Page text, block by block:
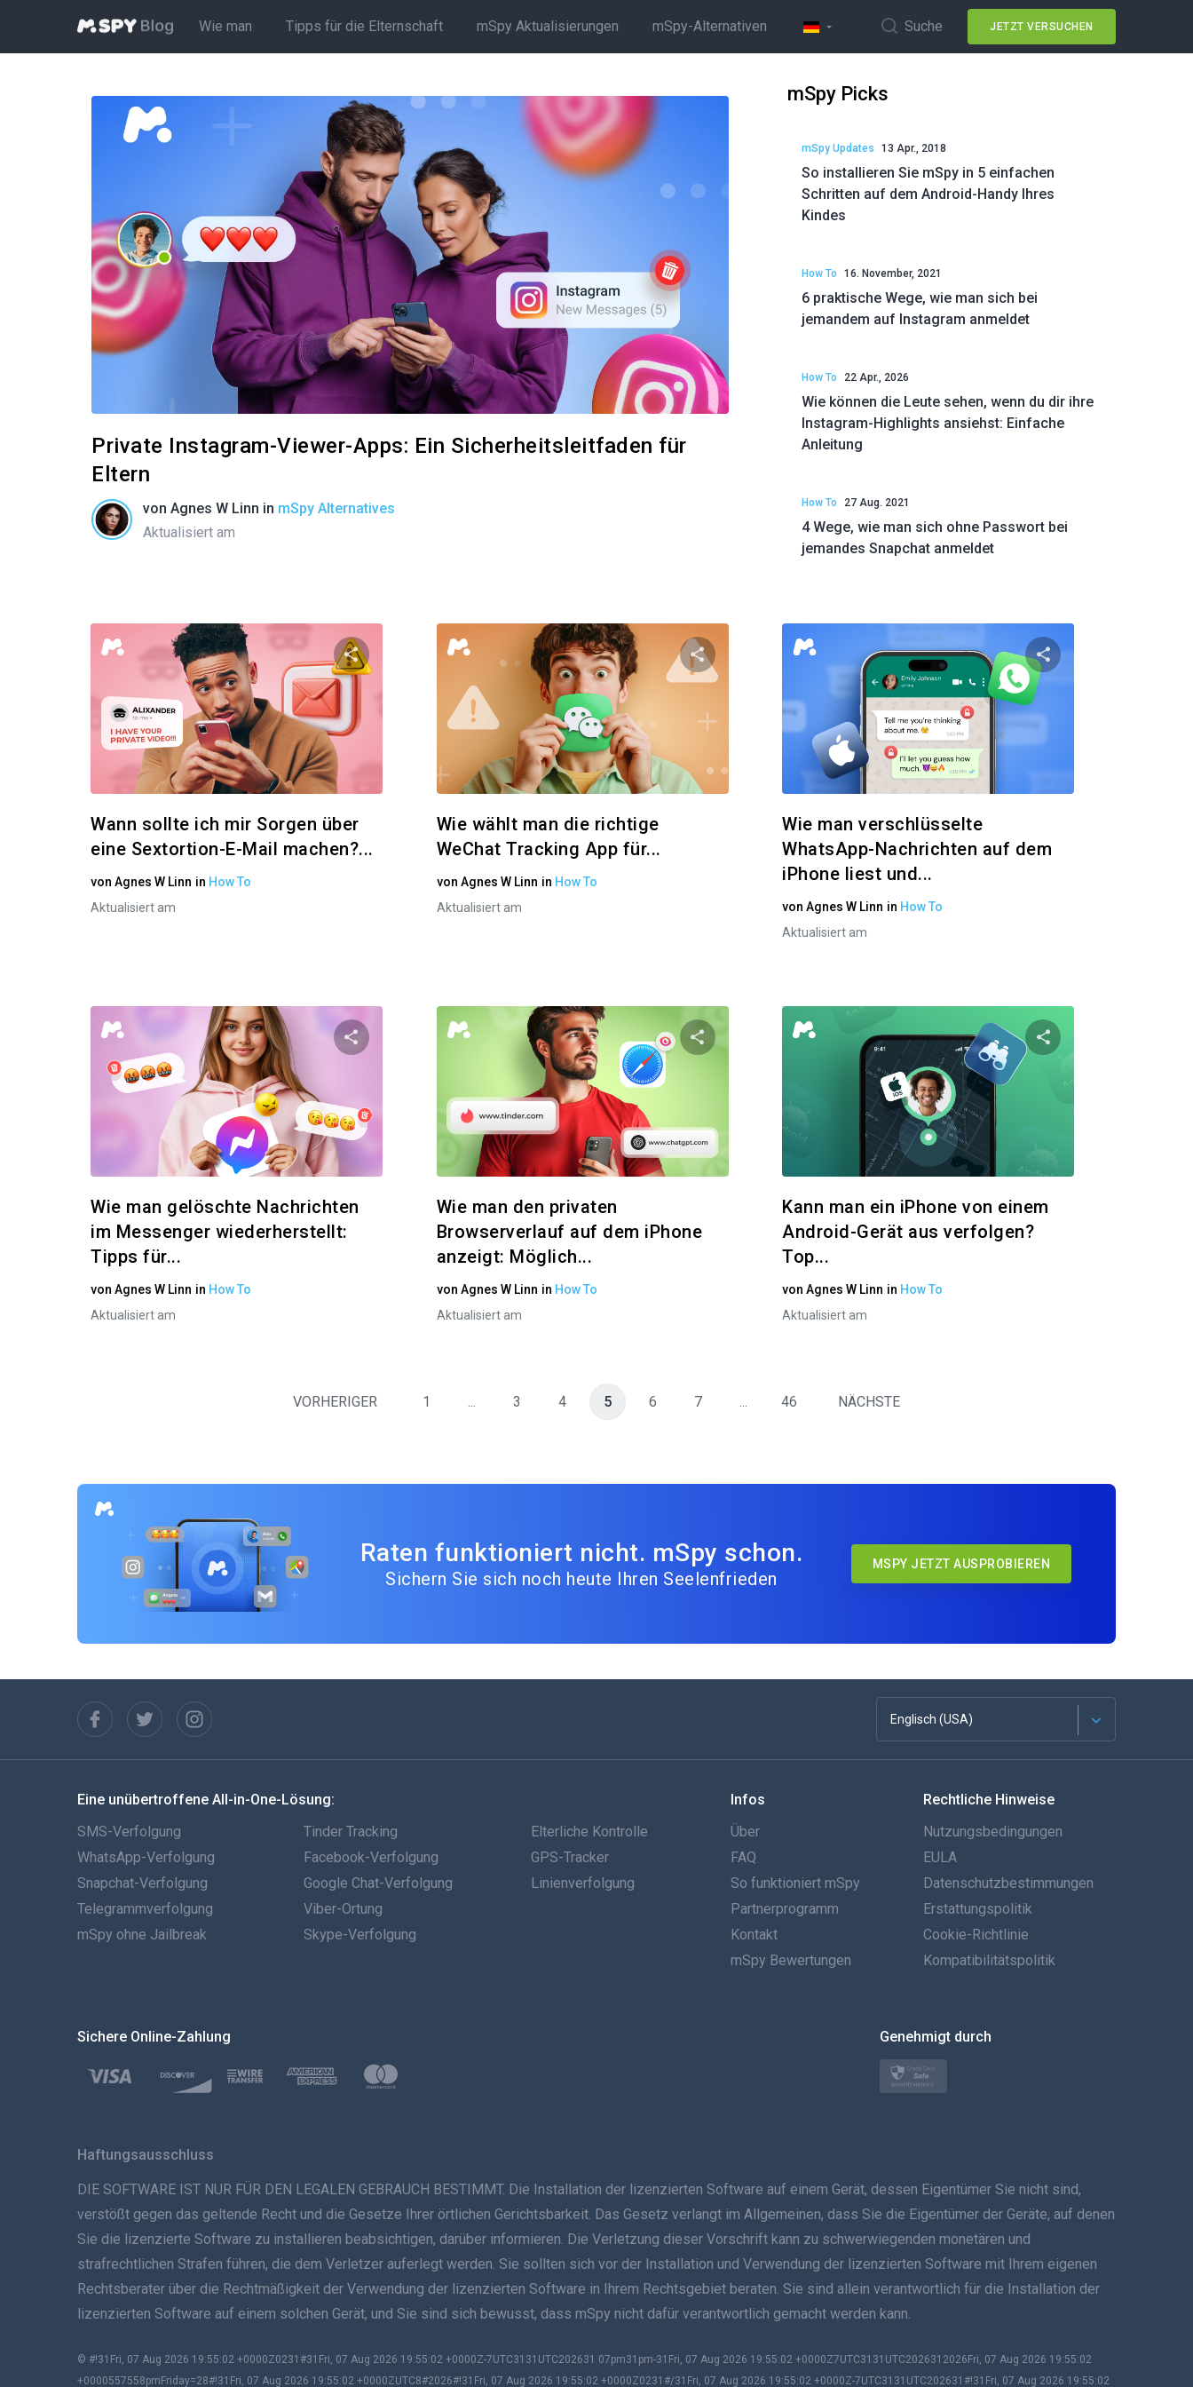
Wie man Tipps für die Elternschaft mSpy Aktualisierungen mSpy-Alternativen Suche JETZT VERSUCHEN
Private Instagram-Viewer-Apps: Ein Sicherheitsleitfaden für
Eltern
von Agnes W Linn in mSpy Alternatives
Aktualisiert am
mSpy Picks
mSpy Updates 13 Apr., 2018
So installieren Sie mSpy in 5 einfachen
Schritten auf dem Android-Handy Ihres
Kindes
How To 16. November, 2021
6 praktische Wege, wie man sich bei
jemandem auf Instagram anmeldet
How To 22 Apr., 2026
Wie können die Leute sehen, wenn du dir ihre
Instagram-Highlights ansiehst: Einfache
Anleitung
How To 27 Aug. 2021
4 Wege, wie man sich ohne Passwort bei
jemandes Snapchat anmeldet
Diesen Artikel teilen
Facebook Link kopieren
Wann sollte ich mir Sorgen über
eine Sextortion-E-Mail machen?...
vonAgnes W Linn in How To
Aktualisiert am
Diesen Artikel teilen
Twitter Link kopieren
Wie wählt man die richtige
WeChat Tracking App für...
von Agnes W Linn in How To
Aktualisiert am
Wie man verschlüsselte
WhatsApp-Nachrichten auf dem
iPhone liest und...
vonAgnes W Linn in How To
Aktualisiert am
Facebook Link kopieren
Wie man gelöschte Nachrichten
im Messenger wiederherstellt:
Tipps für...
vonAgnes W Linn in How To
Aktualisiert am
Twitter Link kopieren
Wie man den privaten
Browserverlauf auf dem iPhone
anzeigt: Möglich...
von Agnes W Linn in How To
Aktualisiert am
Diesen Artikel
Twitter
Kann man ein iPhone von einem
Android-Gerät aus verfolgen?
Top...
vonAgnes W Linn in How To
Aktualisiert am
VORHERIGER 1 ... 3 4 5 6 7 ... 46 NÄCHSTE
Raten funktioniert nicht. mSpy schon.
Sichern Sie sich noch heute Ihren Seelenfrieden
MSPY JETZT AUSPROBIEREN
Englisch (USA)
Französisch
Español
Português
Italiano
Türkçe
Norsk
Svenska
简体中文
Dansk
Eine unübertroffene All-in-One-Lösung:
SMS-Verfolgung
WhatsApp-Verfolgung
Snapchat-Verfolgung
Telegrammverfolgung
mSpy ohne Jailbreak
Tinder Tracking
Facebook-Verfolgung
Google Chat-Verfolgung
Viber-Ortung
Skype-Verfolgung
Elterliche Kontrolle
GPS-Tracker
Linienverfolgung
Infos
Über
FAQ
So funktioniert mSpy
Partnerprogramm
Kontakt
mSpy Bewertungen
Rechtliche Hinweise
Nutzungsbedingungen
EULA
Datenschutzbestimmungen
Erstattungspolitik
Cookie-Richtlinie
Kompatibilitätspolitik
Sichere Online-Zahlung Genehmigt durch
Haftungsausschluss
DIE SOFTWARE IST NUR FÜR DEN LEGALEN GEBRAUCH BESTIMMT. Die Installation der lizenzierten Software auf einem Gerät, dessen Eigentümer Sie nicht sind,
verstößt gegen das geltende Recht und die Gesetze Ihrer örtlichen Gerichtsbarkeit. Das Gesetz verlangt im Allgemeinen, dass Sie die Eigentümer der Geräte, auf denen
Sie die lizenzierte Software zu installieren beabsichtigen, darüber informieren. Die Verletzung dieser Vorschrift kann zu schwerwiegenden monetären und
strafrechtlichen Strafen führen, die dem Verletzer auferlegt werden. Sie sollten sich vor der Installation und Verwendung der lizenzierten Software mit Ihrem eigenen
Rechtsberater über die Rechtmäßigkeit der Verwendung der lizenzierten Software in Ihrem Rechtsgebiet beraten. Sie sind allein verantwortlich für die Installation der
lizenzierten Software auf einem solchen Gerät, und Sie sind sich bewusst, dass mSpy nicht dafür verantwortlich gemacht werden kann.
© #!31Fri, 07 Aug 2026 19:55:02 +0000Z0231#31Fri, 07 Aug 2026 19:55:02 +0000Z-7UTC3131UTC202631 07pm31pm-31Fri, 07 Aug 2026 19:55:02 +0000Z7UTC3131UTC2026312026Fri, 07 Aug 2026 19:55:02
+0000557558pmFriday=28#!31Fri, 07 Aug 2026 19:55:02 +0000ZUTC8#2026#!31Fri, 07 Aug 2026 19:55:02 +0000Z0231#/31Fri, 07 Aug 2026 19:55:02 +0000Z-7UTC3131UTC202631#!31Fri, 07 Aug 2026 19:55:02